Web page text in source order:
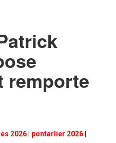
remporte
2026 pontarlier 2026